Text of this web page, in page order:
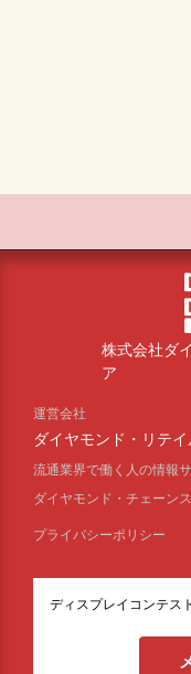
株式会社ダ
ア
運営会社
ダイヤモンド・リテ
流通業界で働く人の情報
ダイヤモンド・チェーン
プライバシーポリシー
ディスプレイコンテス